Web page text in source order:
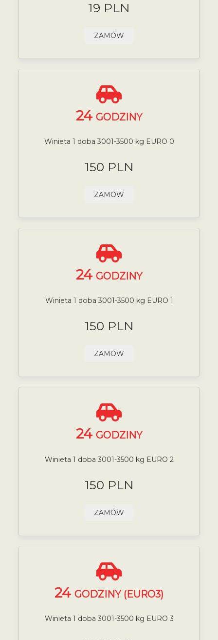
19 PLN
ZAMÓW
24 GODZINY
Winieta 1 doba 3001-3500 kg EURO 0
150 PLN
ZAMÓW
24 GODZINY
Winieta 1 doba 3001-3500 kg EURO 1
150 PLN
ZAMÓW
24 GODZINY
Winieta 1 doba 3001-3500 kg EURO 2
150 PLN
ZAMÓW
24 GODZINY (EURO3)
Winieta 1 doba 3001-3500 kg EURO 3